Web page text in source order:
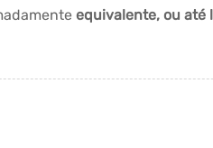
equivalente, ou até